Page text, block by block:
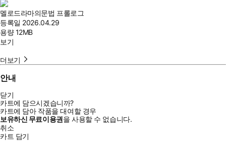
멜로드라마의문법 프롤로그
등록일 2026.04.29
용량12MB
보기
더보기
안내
닫기
카트에 담으시겠습니까?
카트에 담아 작품을 대여할 경우
보유하신 무료이용권을 사용할 수 없습니다.
취소
카트 담기